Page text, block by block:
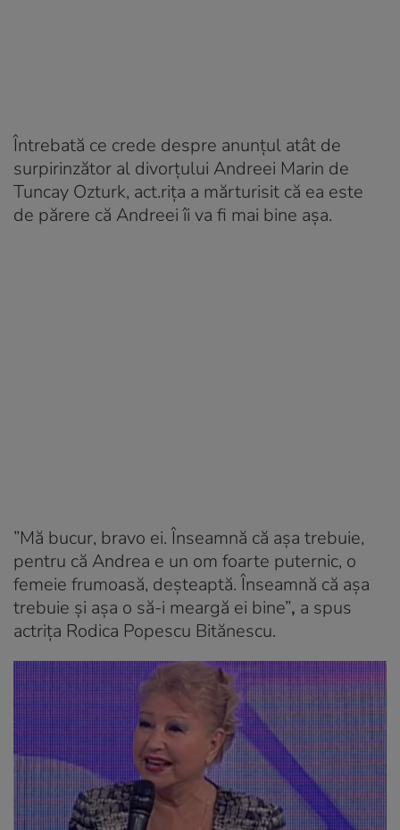
Întrebată ce crede despre anunțul atât de
surpirinzător al divorțului Andreei Marin de
Tuncay Ozturk, act.rița a mărturisit că ea este
de părere că Andreei îi va fi mai bine așa.
”Mă bucur, bravo ei. Înseamnă că așa trebuie,
pentru că Andrea e un om foarte puternic, o
femeie frumoasă, deșteaptă. Înseamnă că așa
trebuie și așa o să-i meargă ei bine”, a spus
actriţa Rodica Popescu Bitănescu.